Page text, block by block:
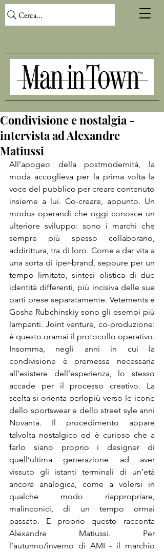
Cerca...
Condivisione e nostalgia -
intervista ad Alexandre
Matiussi
All’apogeo della postmodernità, la
moda accoglieva per la prima volta la
voce del pubblico per creare contenuto
insieme a lui. Co-creare, appunto. Un
modus operandi che oggi conosce un
ulteriore sviluppo: sono i marchi che
sempre più spesso collaborano,
addirittura, tra di loro. Come a dar vita a
una sorta di iper-brand, seppure per un
tempo limitato, sintesi olistica di due
identità differenti, più incisiva delle sue
parti prese separatamente. Vetements e
Gosha Rubchinskiy sono gli esempi più
lampanti. Joint venture, co-produzione:
è questo oramai il protocollo operativo.
Insomma, negli anni in cui la
condivisione è premessa necessaria
all’esistere dell’esperienza, lo stesso
accade per il processo creativo. La
scelta si orienta perlopiù verso le icone
dello sportswear e dello street syle anni
Novanta. Il procedimento appare
talvolta nostalgico ed è curioso che a
farlo siano proprio i designer di
quell’ultima generazione ad aver
vissuto gli istanti terminali di un’età
ancora analogica, come a volersi in
qualche modo riappropriare,
malinconici, di un tempo ormai
passato. E proprio questo racconta
Alexandre Matiussi. Per
l’autunno/inverno di AMI - il marchio